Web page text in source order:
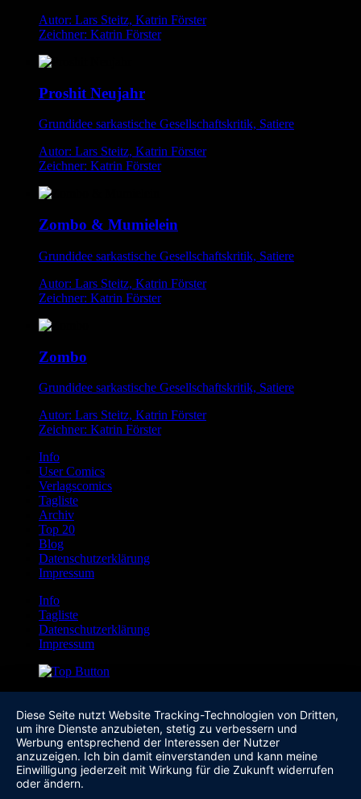
Autor: Lars Steitz, Katrin Förster
Zeichner: Katrin Förster
Proshit Neujahr
Grundidee sarkastische Gesellschaftskritik, Satiere
Autor: Lars Steitz, Katrin Förster
Zeichner: Katrin Förster
Zombo & Mumielein
Grundidee sarkastische Gesellschaftskritik, Satiere
Autor: Lars Steitz, Katrin Förster
Zeichner: Katrin Förster
Zombo
Grundidee sarkastische Gesellschaftskritik, Satiere
Autor: Lars Steitz, Katrin Förster
Zeichner: Katrin Förster
Info
User Comics
Verlagscomics
Tagliste
Archiv
Top 20
Blog
Datenschutzerklärung
Impressum
Info
Tagliste
Datenschutzerklärung
Impressum
Diese Seite nutzt Website Tracking-Technologien von Dritten,
um ihre Dienste anzubieten, stetig zu verbessern und
Werbung entsprechend der Interessen der Nutzer
anzuzeigen. Ich bin damit einverstanden und kann meine
Einwilligung jederzeit mit Wirkung für die Zukunft widerrufen
oder ändern.